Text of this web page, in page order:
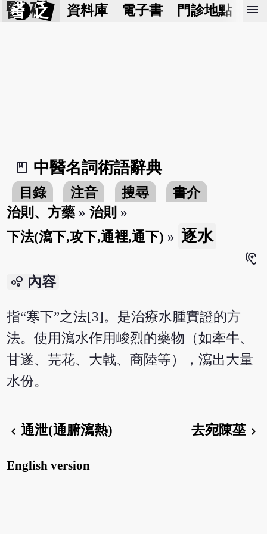
醫 砭 資料庫 電子書 門診地點 預
menu
book_2
中醫名詞術語辭典
目錄 注音 搜尋
書介
治則、方藥 »治則 »
下法(瀉下,攻下,通裡,通下) » 逐水
hearing
bubble_chart 內容
指“寒下”之法[3]。是治療水腫實證的方
法。使用瀉水作用峻烈的藥物（如牽牛、
甘遂、芫花、大戟、商陸等），瀉出大量
水份。
chevron_left通泄(通腑瀉熱) 去宛陳莝chevron_right
English version